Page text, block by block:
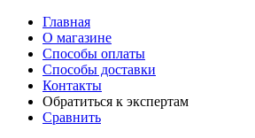
Главная
О магазине
Способы оплаты
Способы доставки
Контакты
Обратиться к экспертам
Сравнить